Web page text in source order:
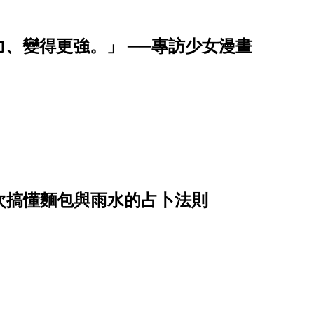
變得更強。」 ──專訪少女漫畫
懂麵包與雨水的占卜法則